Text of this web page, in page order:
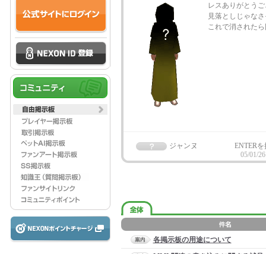
レスありがとう
見落としじゃな
これで消された
ジャンヌ
ENTER
05/01/
各掲示板の用途について